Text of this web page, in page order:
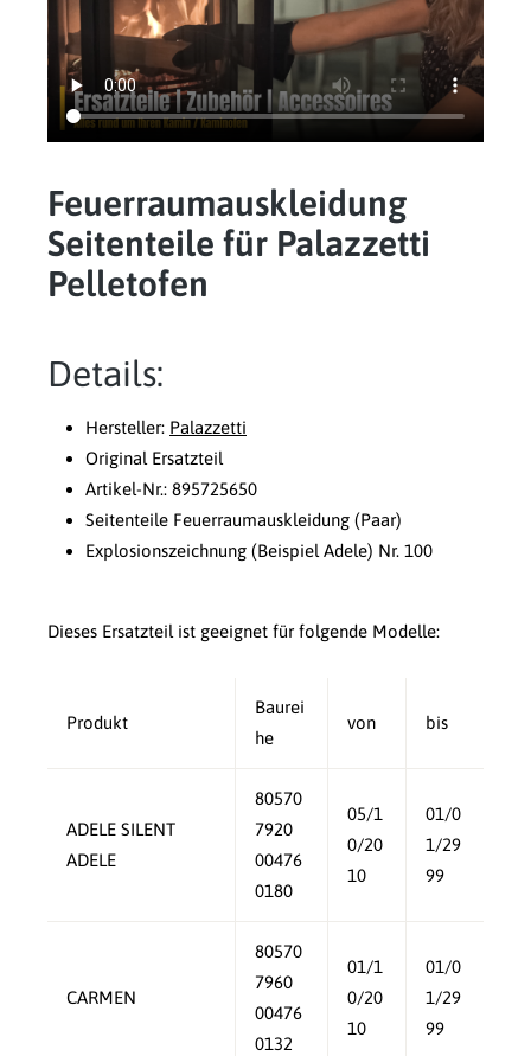
Feuerraumauskleidung
Seitenteile für Palazzetti
Pelletofen
Details:
Hersteller: Palazzetti
Original Ersatzteil
Artikel-Nr.: 895725650
Seitenteile Feuerraumauskleidung (Paar)
Explosionszeichnung (Beispiel Adele) Nr. 100
Dieses Ersatzteil ist geeignet für folgende Modelle:
Produkt
Baurei
he
von bis
ADELE SILENT
ADELE
80570
7920
00476
0180
05/1
0/20
10
01/0
1/29
99
CARMEN
80570
7960
00476
0132
01/1
0/20
10
01/0
1/29
99